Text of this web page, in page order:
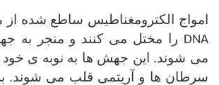
امواج الکترومغناطیس ساطع شده از
DNA
را مختل می کنند و منجر به
می شوند. این جهش ها به نوبه ی خود
سرطان ها و آریتمی قلب می شوند.